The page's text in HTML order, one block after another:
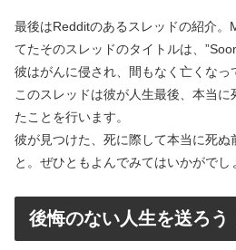
最後はRedditのあるスレッドの紹介。
てたそのスレッドのタイトルは、
彼はがんに侵され、間もなく亡くなっ
このスレッドは彼が人生最後、本当
たことを行います。
彼が見つけた、死に際して本当に死ぬ
と。ぜひともよんでみてはいかがでし
後悔のない人生を送ろう